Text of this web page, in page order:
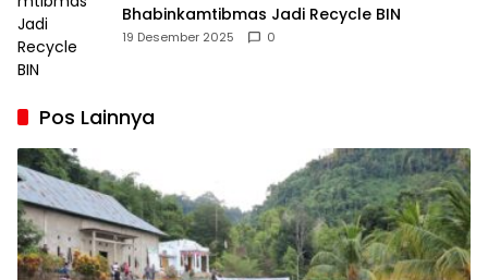
Bhabinkamtibmas Jadi Recycle BIN
19 Desember 2025 0
Pos Lainnya